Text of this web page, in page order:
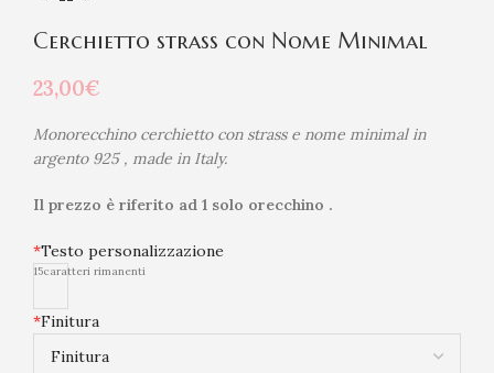
Cerchietto strass con Nome Minimal
23,00€
Monorecchino cerchietto con strass e nome minimal in
argento 925 , made in Italy.
Il prezzo è riferito ad 1 solo orecchino .
*Testo personalizzazione
15caratteri rimanenti
*Finitura